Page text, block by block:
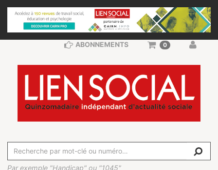
Par exemple "Handicap" ou "1045"
ABONNEMENTS 0